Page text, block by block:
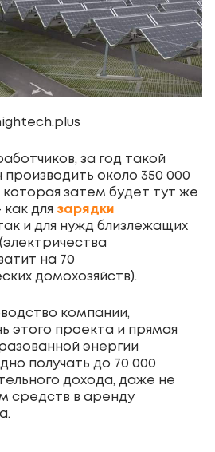
за год такой
около 350 000
которая затем будет тут же
для зарядки
и для нужд близлежащих
на 70
домохозяйств).
компании,
этого проекта и прямая
энергии
получать до 70 000
дохода, даже не
средств в аренду